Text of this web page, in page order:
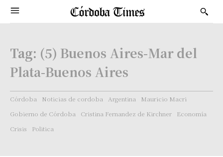
Tag: (5) Buenos Aires-Mar del
Plata-Buenos Aires
Córdoba Noticias de cordoba Argentina
Mauricio Macri
Gobierno de Córdoba
Cristina Fernandez de Kirchner
Economía
Crisis
Politica